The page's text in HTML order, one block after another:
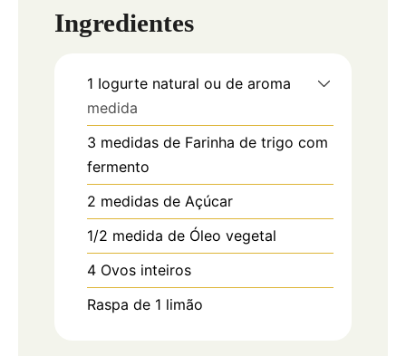
Ingredientes
1 Iogurte natural ou de aroma
medida
3 medidas de Farinha de trigo com
fermento
2 medidas de Açúcar
1/2 medida de Óleo vegetal
4 Ovos inteiros
Raspa de 1 limão